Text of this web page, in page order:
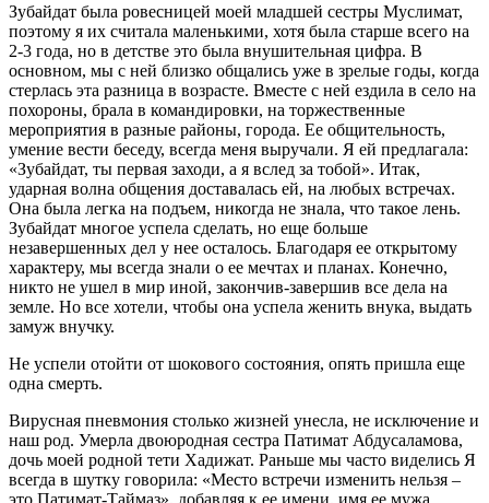
Зубайдат была ровесницей моей младшей сестры Муслимат,
поэтому я их считала маленькими, хотя была старше всего на
2-3 года, но в детстве это была внушительная цифра. В
основном, мы с ней близко общались уже в зрелые годы, когда
стерлась эта разница в возрасте. Вместе с ней ездила в село на
похороны, брала в командировки, на торжественные
мероприятия в разные районы, города. Ее общительность,
умение вести беседу, всегда меня выручали. Я ей предлагала:
«Зубайдат, ты первая заходи, а я вслед за тобой». Итак,
ударная волна общения доставалась ей, на любых встречах.
Она была легка на подъем, никогда не знала, что такое лень.
Зубайдат многое успела сделать, но еще больше
незавершенных дел у нее осталось. Благодаря ее открытому
характеру, мы всегда знали о ее мечтах и планах. Конечно,
никто не ушел в мир иной, закончив-завершив все дела на
земле. Но все хотели, чтобы она успела женить внука, выдать
замуж внучку.
Не успели отойти от шокового состояния, опять пришла еще
одна смерть.
Вирусная пневмония столько жизней унесла, не исключение и
наш род. Умерла двоюродная сестра Патимат Абдусаламова,
дочь моей родной тети Хадижат. Раньше мы часто виделись Я
всегда в шутку говорила: «Место встречи изменить нельзя –
это Патимат-Таймаз», добавляя к ее имени, имя ее мужа